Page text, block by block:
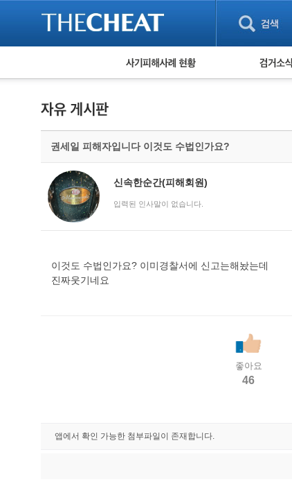
피해사례 현황
보이스피싱 피해사례
유해사이트 목록
비공개 피해사례
워킹홀리데이 피해사례
검거 소식
권세일 피해자입니다 이것도 수법인가요?
신속한순간(피해회원)
입력된 인사말이 없습니다.
이것도 수법인가요? 이미경찰서에 신고는해놨는데
진짜웃기네요
좋아요
46
앱에서 확인 가능한 첨부파일이 존재합니다.